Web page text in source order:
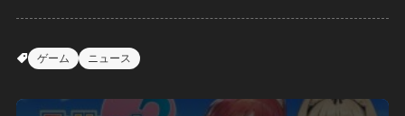
ゲーム ニュース